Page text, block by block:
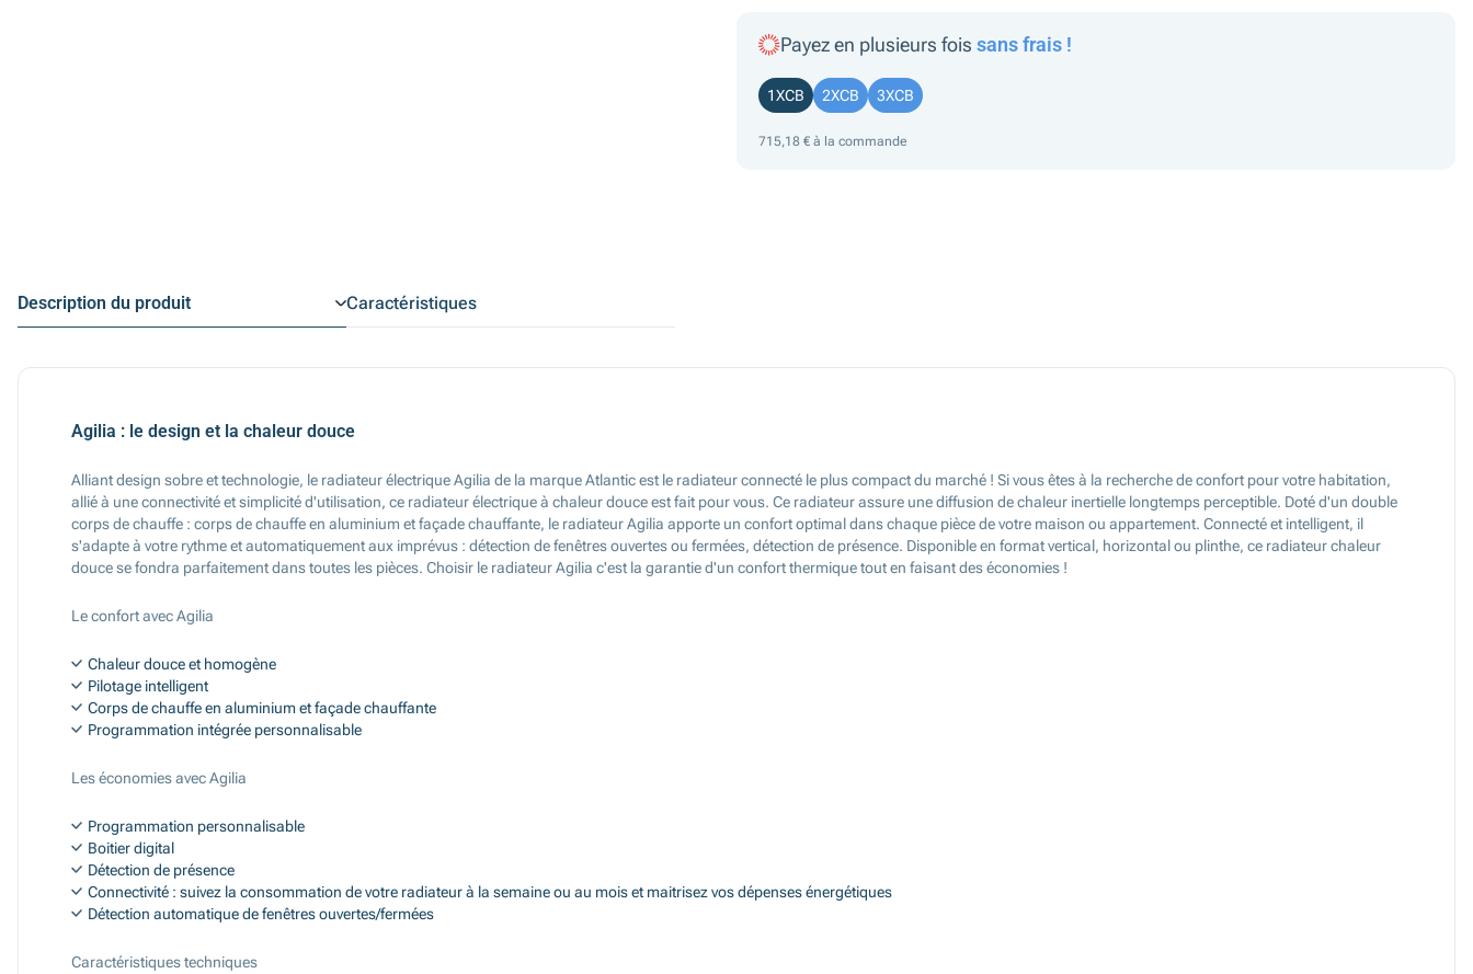
Payez en plusieurs fois sans frais !
1XCB 2XCB 3XCB
715,18 € à la commande
Description du produit Caractéristiques
Agilia : le design et la chaleur douce
Alliant design sobre et technologie, le radiateur électrique Agilia de la marque Atlantic est le radiateur connecté le plus compact du marché ! Si vous êtes à la recherche de confort pour votre habitation,
allié à une connectivité et simplicité d'utilisation, ce radiateur électrique à chaleur douce est fait pour vous. Ce radiateur assure une diffusion de chaleur inertielle longtemps perceptible. Doté d'un double
corps de chauffe : corps de chauffe en aluminium et façade chauffante, le radiateur Agilia apporte un confort optimal dans chaque pièce de votre maison ou appartement. Connecté et intelligent, il
s'adapte à votre rythme et automatiquement aux imprévus : détection de fenêtres ouvertes ou fermées, détection de présence. Disponible en format vertical, horizontal ou plinthe, ce radiateur chaleur
douce se fondra parfaitement dans toutes les pièces. Choisir le radiateur Agilia c'est la garantie d'un confort thermique tout en faisant des économies !
Le confort avec Agilia
Chaleur douce et homogène
Pilotage intelligent
Corps de chauffe en aluminium et façade chauffante
Programmation intégrée personnalisable
Les économies avec Agilia
Programmation personnalisable
Boitier digital
Détection de présence
Connectivité : suivez la consommation de votre radiateur à la semaine ou au mois et maitrisez vos dépenses énergétiques
Détection automatique de fenêtres ouvertes/fermées
Caractéristiques techniques